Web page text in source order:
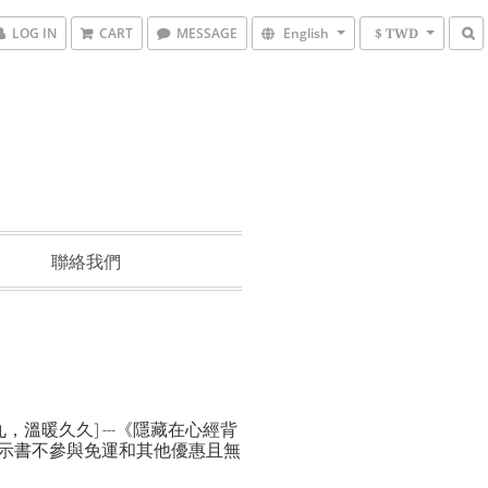
LOG IN CART MESSAGE English $ TWD
聯絡我們
溫暖久久] ---《隱藏在心經背
書不參與免運和其他優惠且無